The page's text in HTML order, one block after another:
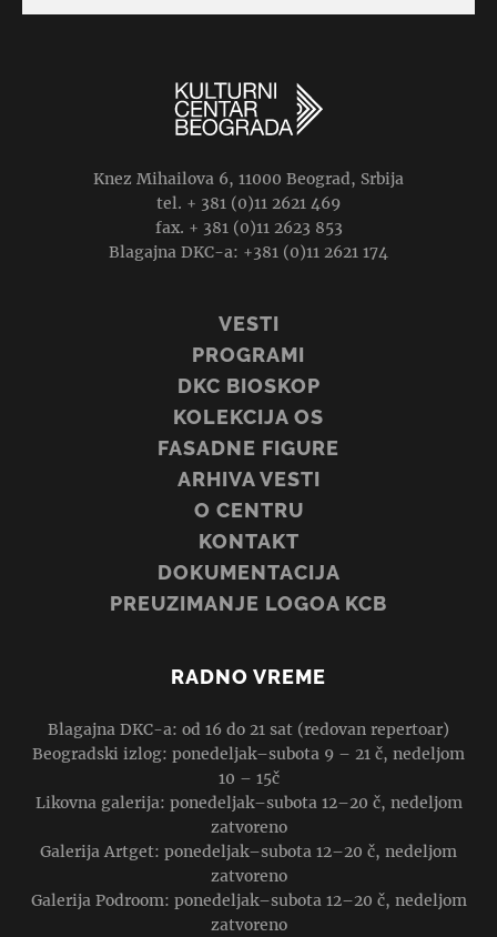
Knez Mihailova 6, 11000 Beograd, Srbija
tel. + 381 (0)11 2621 469
fax. + 381 (0)11 2623 853
Blagajna DKC-a: +381 (0)11 2621 174
VESTI
PROGRAMI
DKC BIOSKOP
KOLEKCIJA OS
FASADNE FIGURE
ARHIVA VESTI
O CENTRU
KONTAKT
DOKUMENTACIJA
PREUZIMANJE LOGOA KCB
RADNO VREME
Blagajna DKC-a: od 16 do 21 sat (redovan repertoar)
Beogradski izlog: ponedeljak–subota 9 – 21 č, nedeljom
10 – 15č
Likovna galerija: ponedeljak–subota 12–20 č, nedeljom
zatvoreno
Galerija Artget: ponedeljak–subota 12–20 č, nedeljom
zatvoreno
Galerija Podroom: ponedeljak–subota 12–20 č, nedeljom
zatvoreno